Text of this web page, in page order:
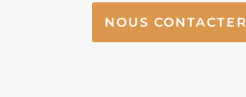
NOUS CONTACTER